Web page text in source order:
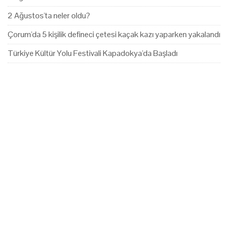
2 Ağustos'ta neler oldu?
Çorum'da 5 kişilik defineci çetesi kaçak kazı yaparken yakalandı
Türkiye Kültür Yolu Festivali Kapadokya'da Başladı